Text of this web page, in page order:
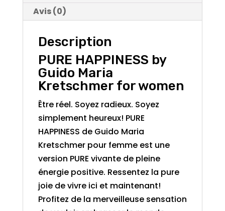
Avis (0)
Description
PURE HAPPINESS by
Guido Maria
Kretschmer for women
Être réel. Soyez radieux. Soyez
simplement heureux! PURE
HAPPINESS de Guido Maria
Kretschmer pour femme est une
version PURE vivante de pleine
énergie positive. Ressentez la pure
joie de vivre ici et maintenant!
Profitez de la merveilleuse sensation